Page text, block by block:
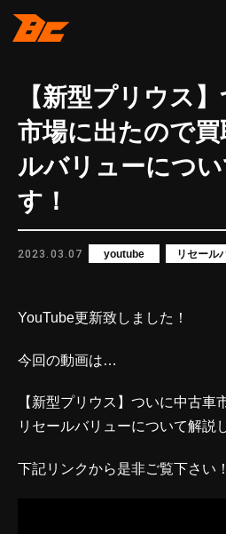
【新型プリウス
市場に出たので
ルバリューにつ
す！
2023.03.07 youtube リセール
YouTube更新致しました！
今回の動画は…
【新型プリウス】ついに中古車
リセールバリューについて解説
下記リンクから是非ご覧下さい！